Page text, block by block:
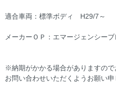
適合車両：標準ボディ H29/7～
メーカーＯＰ：エマージェンシー
※納期がかかる場合がありますので
お問い合わせいただくようお願い申